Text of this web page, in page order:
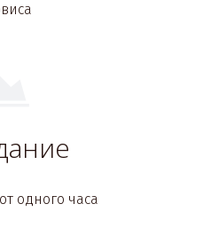
одного часа